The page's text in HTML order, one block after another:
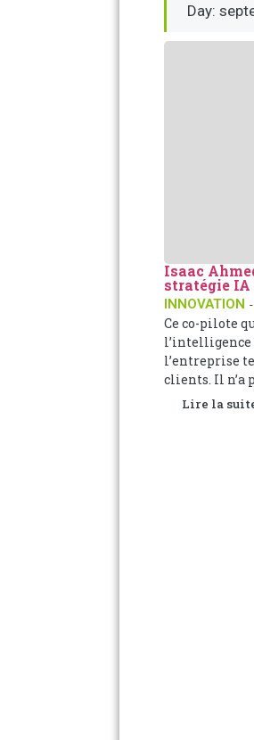
Day:
Isaac
stratégie IA
INNOVATION
Ce co-pilote
l’entreprise
clients. Il n’a
Lire la